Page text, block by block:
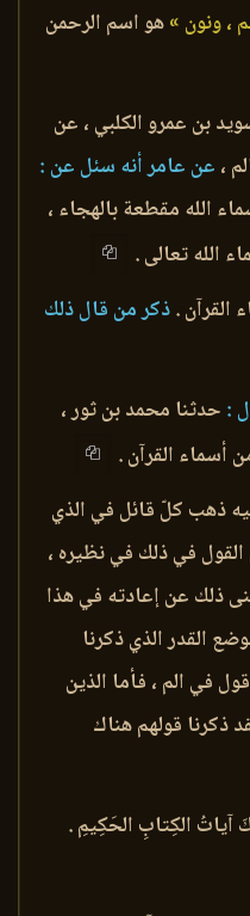
، ونون »هو اسم الرحمن
بن عمرو الكلبي ، عن
، عن عامر أنه سئل عن :
الله مقطعة بالهجاء ،
الله تعالى .
.ذكر من قال ذلك
: حدثنا محمد بن ثور ،
أسماء القرآن .
ذهب كلّ قائل في الذي
في ذلك في نظيره ،
ذلك عن إعادته في هذا
القدر الذي ذكرنا
في الم ، فأما الذين
ذكرنا قولهم هناك
آياتُ الكِتابِ الحَكِيمِ .